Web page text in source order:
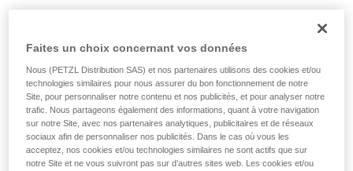
liées à votre activité. Il peut en exister d’autres
que nous ne décrivons pas ici.
Faites un choix concernant vos données
Nous (PETZL Distribution SAS) et nos partenaires utilisons des cookies et/ou
technologies similaires pour nous assurer du bon fonctionnement de notre
Site, pour personnaliser notre contenu et nos publicités, et pour analyser notre
trafic. Nous partageons également des informations, quant à votre navigation
sur notre Site, avec nos partenaires analytiques, publicitaires et de réseaux
sociaux afin de personnaliser nos publicités. Dans le cas où vous les
acceptez, nos cookies et/ou technologies similaires ne sont actifs que sur
notre Site et ne vous suivront pas sur d’autres sites web. Les cookies et/ou